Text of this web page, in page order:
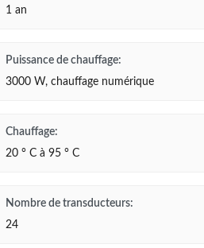
1 an
Puissance de chauffage:
3000 W, chauffage numérique
Chauffage:
20 ° C à 95 ° C
Nombre de transducteurs:
24